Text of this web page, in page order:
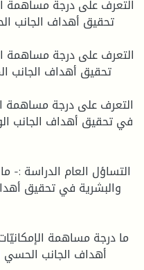
تحقيق أهداف الجانب
تحقيق أهداف الجانب
في تحقيق أهداف الجانب
التساؤل العام الدراسة :-
والبشرية في تحقيق
أهداف الجانب الحسي